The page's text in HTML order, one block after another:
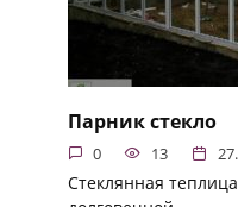
Парник стекло
0 13
Стеклянная